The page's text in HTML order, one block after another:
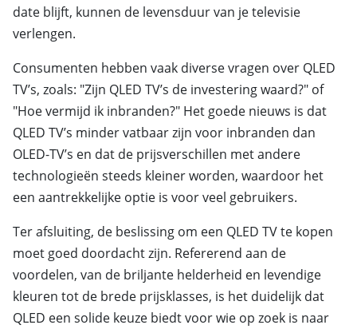
date blijft, kunnen de levensduur van je televisie
verlengen.
Consumenten hebben vaak diverse vragen over QLED
TV’s, zoals: "Zijn QLED TV’s de investering waard?" of
"Hoe vermijd ik inbranden?" Het goede nieuws is dat
QLED TV’s minder vatbaar zijn voor inbranden dan
OLED-TV’s en dat de prijsverschillen met andere
technologieën steeds kleiner worden, waardoor het
een aantrekkelijke optie is voor veel gebruikers.
Ter afsluiting, de beslissing om een QLED TV te kopen
moet goed doordacht zijn. Refererend aan de
voordelen, van de briljante helderheid en levendige
kleuren tot de brede prijsklasses, is het duidelijk dat
QLED een solide keuze biedt voor wie op zoek is naar